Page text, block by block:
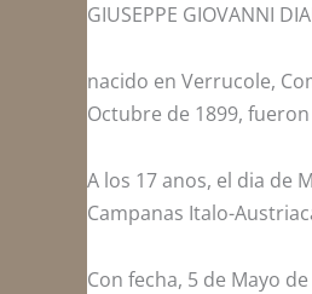
GIUSEPPE GIOVANNI
nacido en Verrucole,
Octubre de 1899,
A los 17 anos, el dia de
Campanas Italo-
Con fecha, 5 de Mayo